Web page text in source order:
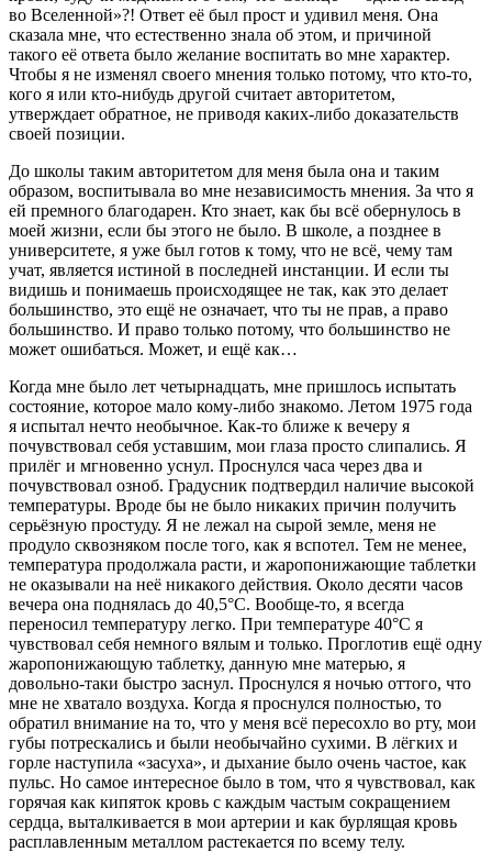
во Вселенной»?! Ответ её был прост и удивил меня. Она
сказала мне, что естественно знала об этом, и причиной
такого её ответа было желание воспитать во мне характер.
Чтобы я не изменял своего мнения только потому, что кто-то,
кого я или кто-нибудь другой считает авторитетом,
утверждает обратное, не приводя каких-либо доказательств
своей позиции.
До школы таким авторитетом для меня была она и таким
образом, воспитывала во мне независимость мнения. За что я
ей премного благодарен. Кто знает, как бы всё обернулось в
моей жизни, если бы этого не было. В школе, а позднее в
университете, я уже был готов к тому, что не всё, чему там
учат, является истиной в последней инстанции. И если ты
видишь и понимаешь происходящее не так, как это делает
большинство, это ещё не означает, что ты не прав, а право
большинство. И право только потому, что большинство не
может ошибаться. Может, и ещё как…
Когда мне было лет четырнадцать, мне пришлось испытать
состояние, которое мало кому-либо знакомо. Летом 1975 года
я испытал нечто необычное. Как-то ближе к вечеру я
почувствовал себя уставшим, мои глаза просто слипались. Я
прилёг и мгновенно уснул. Проснулся часа через два и
почувствовал озноб. Градусник подтвердил наличие высокой
температуры. Вроде бы не было никаких причин получить
серьёзную простуду. Я не лежал на сырой земле, меня не
продуло сквозняком после того, как я вспотел. Тем не менее,
температура продолжала расти, и жаропонижающие таблетки
не оказывали на неё никакого действия. Около десяти часов
вечера она поднялась до 40,5°С. Вообще-то, я всегда
переносил температуру легко. При температуре 40°С я
чувствовал себя немного вялым и только. Проглотив ещё одну
жаропонижающую таблетку, данную мне матерью, я
довольно-таки быстро заснул. Проснулся я ночью оттого, что
мне не хватало воздуха. Когда я проснулся полностью, то
обратил внимание на то, что у меня всё пересохло во рту, мои
губы потрескались и были необычайно сухими. В лёгких и
горле наступила «засуха», и дыхание было очень частое, как
пульс. Но самое интересное было в том, что я чувствовал, как
горячая как кипяток кровь с каждым частым сокращением
сердца, выталкивается в мои артерии и как бурлящая кровь
расплавленным металлом растекается по всему телу.